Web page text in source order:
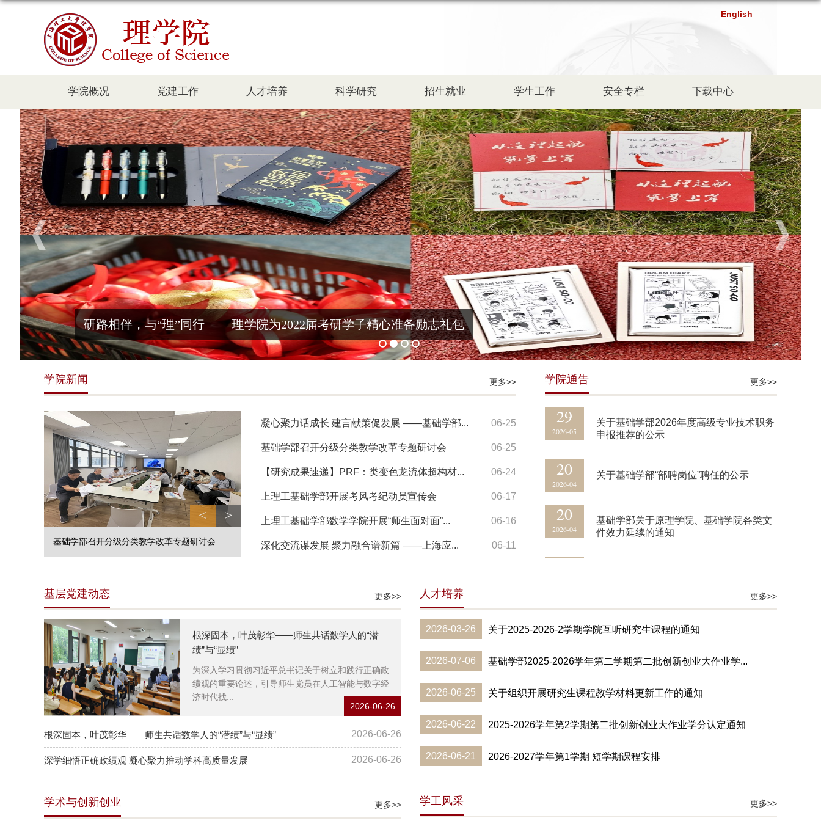
English
学院概况 党建工作 人才培养 科学研究 招生就业 学生工作 安全专栏 下载中心
研路相伴，与“理”同行 ——理学院为2022届考研学子精心准备励志礼包
学院新闻 更多>>
基础学部召开分级分类教学改革专题研讨会
< >
凝心聚力话成长 建言献策促发展 ——基础学部... 06-25
基础学部召开分级分类教学改革专题研讨会 06-25
【研究成果速递】PRF：类变色龙流体超构材... 06-24
上理工基础学部开展考风考纪动员宣传会 06-17
上理工基础学部数学学院开展“师生面对面”... 06-16
深化交流谋发展 聚力融合谱新篇 ——上海应... 06-11
学院通告 更多>>
02
2026-06
29
2026-05
关于基础学部2026年度高级专业技术职务
申报推荐的公示
20
2026-04
关于基础学部“部聘岗位”聘任的公示
20
2026-04
基础学部关于原理学院、基础学院各类文
件效力延续的通知
23
22
2026-01
请初评安排
02
关于基础学部2026上半年度教职工聘期期
2026-05
关于基础学部2026年度高级专业技术职务
申报推荐的公示
20
20 基础学部关于原理学院、基础学院各类文
基层党建动态 更多>>
根深固本，叶茂彰华——师生共话数学人的“潜
绩”与“显绩”
为深入学习贯彻习近平总书记关于树立和践行正确政
绩观的重要论述，引导师生党员在人工智能与数字经
济时代找...
2026-06-26
根深固本，叶茂彰华——师生共话数学人的“潜绩”与“显绩” 2026-06-26
深学细悟正确政绩观 凝心聚力推动学科高质量发展 2026-06-26
学术与创新创业 更多>>
人才培养 更多>>
2026-03-26 关于2025-2026-2学期学院互听研究生课程的通知
2026-07-06 基础学部2025-2026学年第二学期第二批创新创业大作业学...
2026-06-25 关于组织开展研究生课程教学材料更新工作的通知
2026-06-22 2025-2026学年第2学期第二批创新创业大作业学分认定通知
2026-06-21 2026-2027学年第1学期 短学期课程安排
学工风采 更多>>